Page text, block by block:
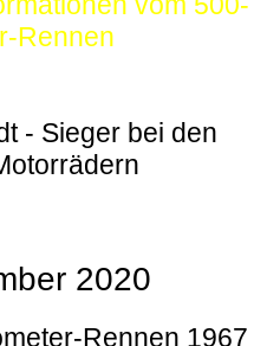
Rennen
- Sieger bei den
2020
Rennen 1967